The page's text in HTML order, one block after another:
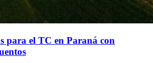
para el TC en Paraná con